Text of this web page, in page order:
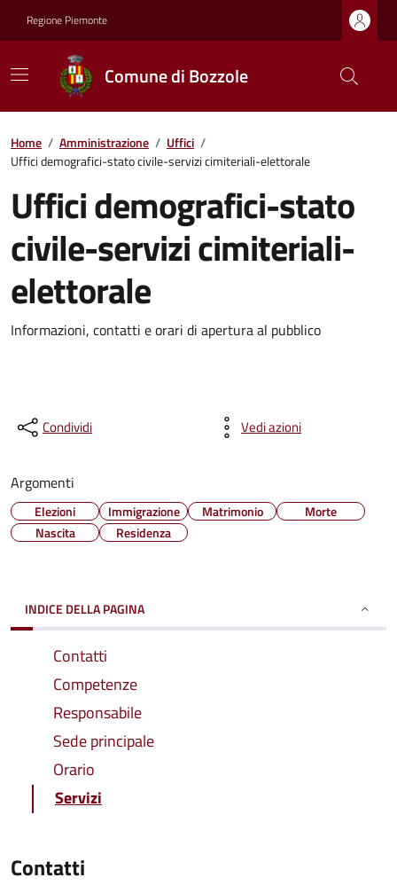
Regione Piemonte
Comune di Bozzole
Home / Amministrazione / Uffici /
Uffici demografici-stato civile-servizi cimiteriali-elettorale
Uffici demografici-stato
civile-servizi cimiteriali-
elettorale
Informazioni, contatti e orari di apertura al pubblico
Condividi Vedi azioni
Argomenti
Elezioni Immigrazione Matrimonio
Morte
Nascita
Residenza
INDICE DELLA PAGINA
Contatti
Competenze
Responsabile
Sede principale
Orario
Servizi
Contatti